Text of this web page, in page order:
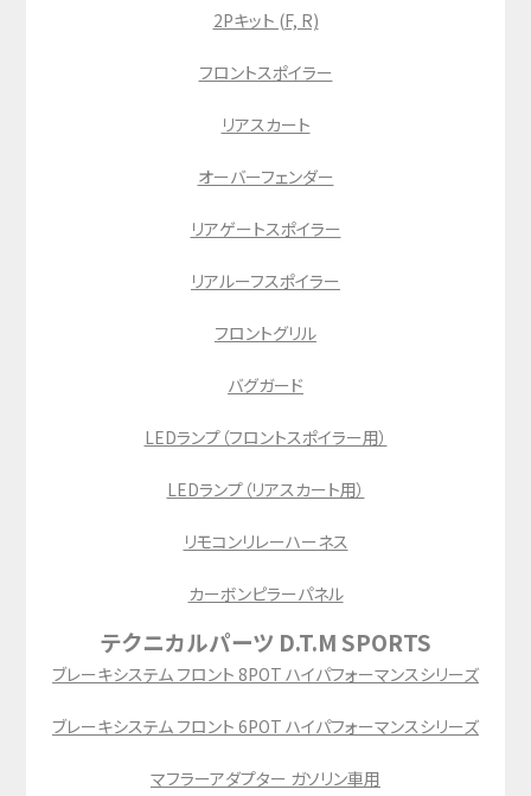
2Pキット (F, R)
フロントスポイラー
リアスカート
オーバーフェンダー
リアゲートスポイラー
リアルーフスポイラー
フロントグリル
バグガード
LEDランプ（フロントスポイラー用）
LEDランプ（リアスカート用）
リモコンリレーハーネス
カーボンピラーパネル
テクニカルパーツ D.T.M SPORTS
ブレーキシステム フロント 8POT ハイパフォーマンスシリーズ
ブレーキシステム フロント 6POT ハイパフォーマンスシリーズ
マフラーアダプター ガソリン車用